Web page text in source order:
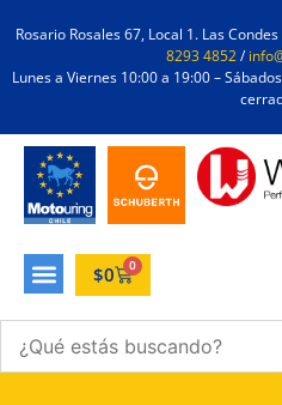
Rosario Rosales 67, Local 1. Las
8293 4852/
Lunes a Viernes 10:00 a 19:00 –
$0 0